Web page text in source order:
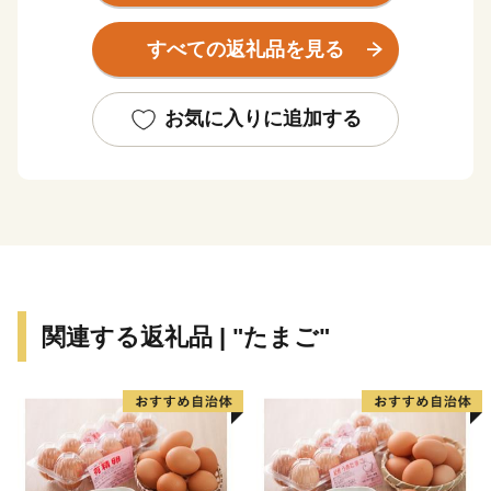
飯塚市の応援よろしくお願いします！
すべての返礼品を見る
お気に入りに追加する
関連する返礼品 | "たまご"